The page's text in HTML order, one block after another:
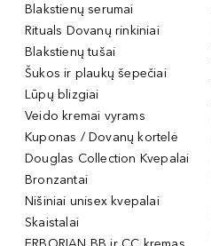
Blakstienų serumai
Rituals Dovanų rinkiniai
Blakstienų tušai
Šukos ir plaukų šepečiai
Lūpų blizgiai
Veido kremai vyrams
Kuponas / Dovanų kortelė
Douglas Collection Kvepalai
Bronzantai
Nišiniai unisex kvepalai
Skaistalai